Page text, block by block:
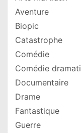
Aventure
Biopic
Catastrophe
Comédie
Comédie
Documentaire
Drame
Fantastique
Guerre